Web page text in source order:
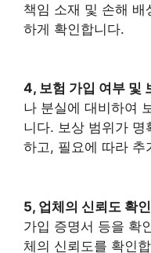
책임 소재 및 손해 배
하게 확인합니다.
4, 보험 가입 여부 및
나 분실에 대비하여
니다. 보상 범위가 명
하고, 필요에 따라 추
5, 업체의 신뢰도 확인
가입 증명서 등을 확
체의 신뢰도를 확인